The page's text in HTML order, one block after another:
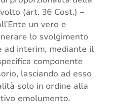
(art. 36 Cost.) –
un vero e
lo svolgimento
ad interim, mediante il
componente
lasciando ad esso
solo in ordine alla
emolumento.